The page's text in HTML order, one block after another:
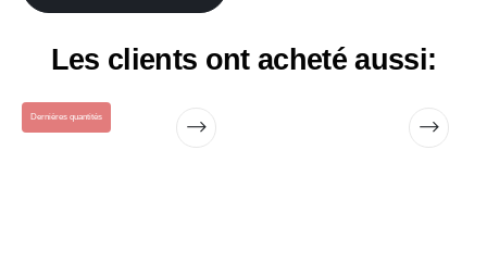
Les clients ont acheté aussi:
Dernières quantités